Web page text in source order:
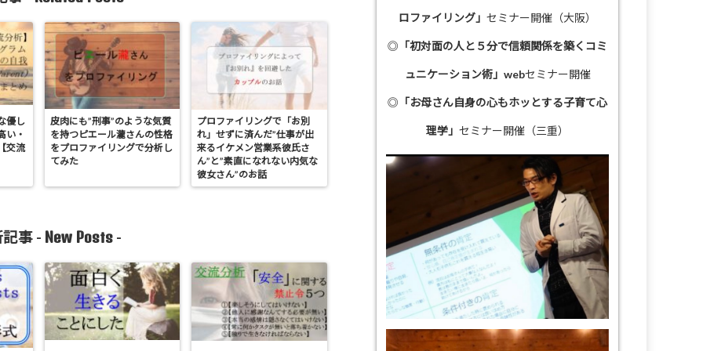
優し
い・
交流
皮肉にも”刑事”のような気質
を持つピエール瀧さんの性格
をプロファイリングで分析し
てみた
プロファイリングで「お別
れ」せずに済んだ”仕事が出
来るイケメン営業系彼氏さ
ん”と”素直になれない内気な
彼女さん”のお話
事 - New Posts -
ロファイリング」 セミナー開催（大阪）
◎ 「初対面の人と５分で信頼関係を築くコミ
ュニケーション術」 webセミナー開催
◎ 「お母さん自身の心もホッとする子育て心
理学」 セミナー開催（三重）